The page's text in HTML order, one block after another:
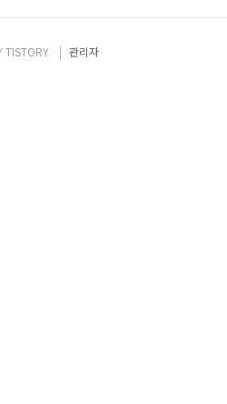
TISTORY 관리자